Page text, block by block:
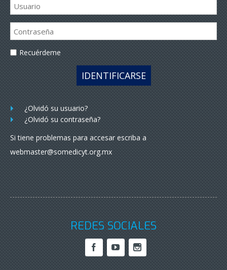
Recuérdeme
IDENTIFICARSE
¿Olvidó su usuario?
¿Olvidó su contraseña?
Si tiene problemas para accesar escriba a
webmaster@somedicyt.org.mx
REDES SOCIALES